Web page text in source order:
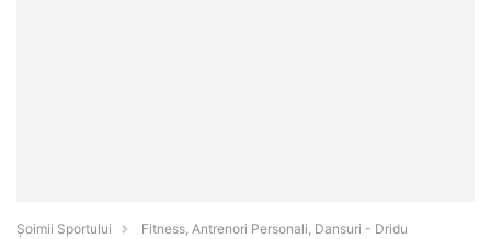
Șoimii Sportului
Fitness, Antrenori Personali, Dansuri - Dridu